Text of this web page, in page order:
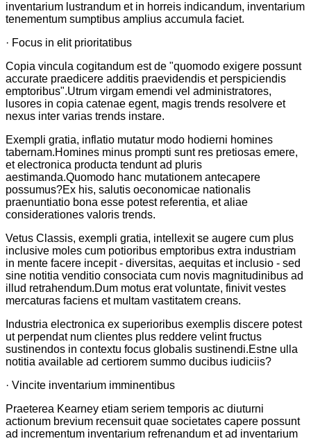
inventarium lustrandum et in horreis indicandum, inventarium
tenementum sumptibus amplius accumula faciet.
· Focus in elit prioritatibus
Copia vincula cogitandum est de "quomodo exigere possunt
accurate praedicere additis praevidendis et perspiciendis
emptoribus".Utrum virgam emendi vel administratores,
lusores in copia catenae egent, magis trends resolvere et
nexus inter varias trends instare.
Exempli gratia, inflatio mutatur modo hodierni homines
tabernam.Homines minus prompti sunt res pretiosas emere,
et electronica producta tendunt ad pluris
aestimanda.Quomodo hanc mutationem antecapere
possumus?Ex his, salutis oeconomicae nationalis
praenuntiatio bona esse potest referentia, et aliae
considerationes valoris trends.
Vetus Classis, exempli gratia, intellexit se augere cum plus
inclusive moles cum potioribus emptoribus extra industriam
in mente facere incepit - diversitas, aequitas et inclusio - sed
sine notitia venditio consociata cum novis magnitudinibus ad
illud retrahendum.Dum motus erat voluntate, finivit vestes
mercaturas faciens et multam vastitatem creans.
Industria electronica ex superioribus exemplis discere potest
ut perpendat num clientes plus reddere velint fructus
sustinendos in contextu focus globalis sustinendi.Estne ulla
notitia available ad certiorem summo ducibus iudiciis?
· Vincite inventarium imminentibus
Praeterea Kearney etiam seriem temporis ac diuturni
actionum brevium recensuit quae societates capere possunt
ad incrementum inventarium refrenandum et ad inventarium